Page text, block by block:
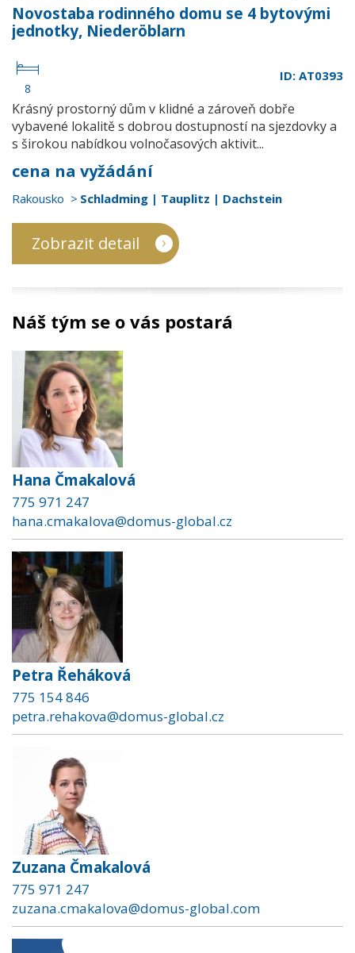
Novostaba rodinného domu se 4 bytovými
jednotky, Niederöblarn
8
ID: AT0393
Krásný prostorný dům v klidné a zároveň dobře
vybavené lokalitě s dobrou dostupností na sjezdovky a
s širokou nabídkou volnočasových aktivit...
cena na vyžádání
Rakousko Schladming | Tauplitz | Dachstein
Zobrazit detail
Náš tým se o vás postará
Hana Čmakalová
775 971 247
hana.cmakalova@domus-global.cz
Petra Řeháková
775 154 846
petra.rehakova@domus-global.cz
Zuzana Čmakalová
775 971 247
zuzana.cmakalova@domus-global.com